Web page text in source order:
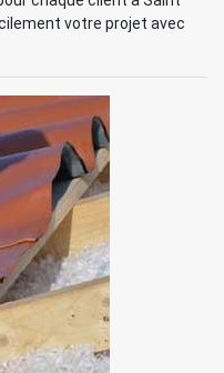
votre projet avec